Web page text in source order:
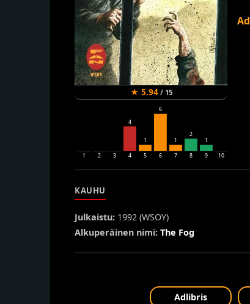
★ 5.94/ 15
1 2 3
4
4
1
5
6
6
1
7
2
8
1
9 10
KAUHU
Julkaistu: 1992 (WSOY)
Alkuperäinen nimi: The Fog
Adlibris